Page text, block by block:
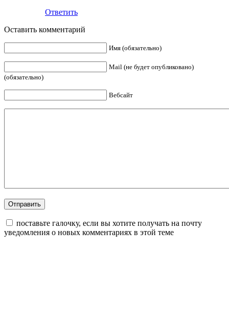
Ответить
Оставить комментарий
Имя (обязательно)
Mail (не будет опубликовано)
(обязательно)
Вебсайт
поставьте галочку, если вы хотите получать на почту
уведомления о новых комментариях в этой теме